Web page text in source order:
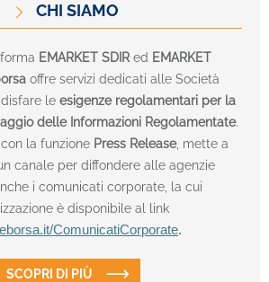
CHI SIAMO
EMARKET SDIR ed EMARKET
offre servizi dedicati alle Società
le esigenze regolamentari per la
delle Informazioni Regolamentate.
la funzione Press Release, mette a
canale per diffondere alle agenzie
i comunicati corporate, la cui
è disponibile al link
ComunicatiCorporate.
SCOPRI DI PIÙ